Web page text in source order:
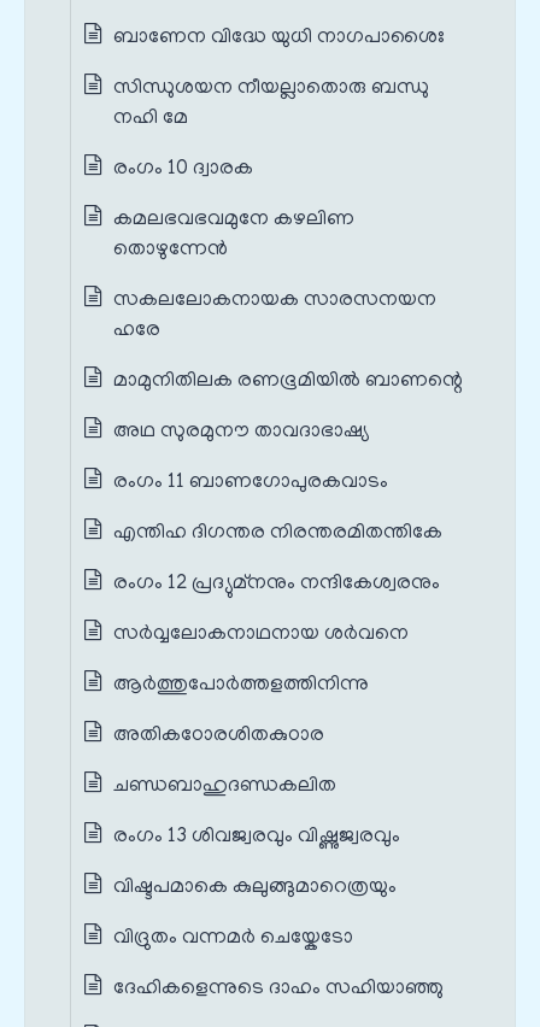
ബാണേന വിദ്ധേ യുധി നാഗപാശൈഃ
സിന്ധുശയന നീയല്ലാതൊരു ബന്ധു
നഹി മേ
രംഗം 10 ദ്വാരക
കമലഭവഭവമുനേ കഴലിണ
തൊഴുന്നേൻ
സകലലോകനായക സാരസനയന
ഹരേ
മാമുനിതിലക രണഭൂമിയിൽ ബാണന്റെ
അഥ സുരമുനൗ താവദാഭാഷ്യ
രംഗം 11 ബാണഗോപുരകവാടം
എന്തിഹ ദിഗന്തര നിരന്തരമിതന്തികേ
രംഗം 12 പ്രദ്യുമ്നനും നന്ദികേശ്വരനും
സർവ്വലോകനാഥനായ ശർവനെ
ആർത്തുപോർത്തളത്തിനിന്നു
അതികഠോരശിതകുഠാര
ചണ്ഡബാഹുദണ്ഡകലിത
രംഗം 13 ശിവജ്വരവും വിഷ്ണുജ്വരവും
വിഷ്ടപമാകെ കുലുങ്ങുമാറെത്രയും
വിദ്രുതം വന്നമർ ചെയ്കേടോ
ദേഹികളെന്നുടെ ദാഹം സഹിയാഞ്ഞു